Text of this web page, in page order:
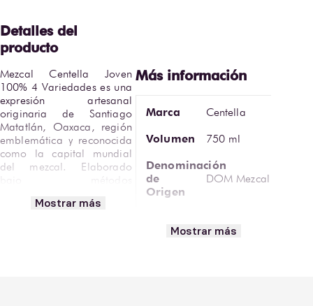
Mezcal Centella Joven
100% 4 Variedades es una
expresión artesanal
originaria de Santiago
Matatlán, Oaxaca, región
emblemática y reconocida
como la capital mundial
del mezcal. Elaborado
representa la diversidad y
Mostrar más
Marca Centella
Volumen 750 ml
Denominación
de
Origen
DOM Mezcal
88 kcal
Mostrar más